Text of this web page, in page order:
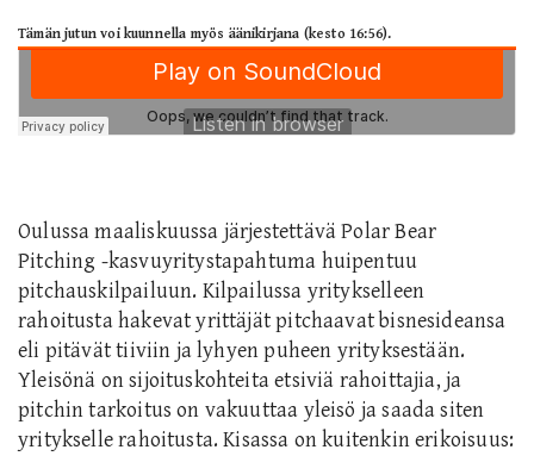
Tämän jutun voi kuunnella myös äänikirjana (kesto 16:56).
Oulussa maaliskuussa järjestettävä Polar Bear
Pitching -kasvuyritystapahtuma huipentuu
pitchauskilpailuun. Kilpailussa yritykselleen
rahoitusta hakevat yrittäjät pitchaavat bisnesideansa
eli pitävät tiiviin ja lyhyen puheen yrityksestään.
Yleisönä on sijoituskohteita etsiviä rahoittajia, ja
pitchin tarkoitus on vakuuttaa yleisö ja saada siten
yritykselle rahoitusta. Kisassa on kuitenkin erikoisuus: